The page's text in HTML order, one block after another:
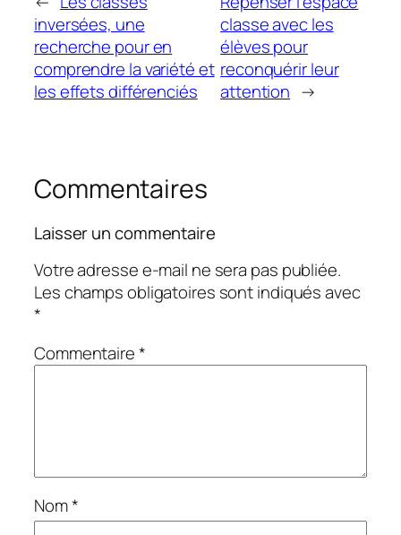
inversées, une
recherche pour en
comprendre la variété et
les effets différenciés
classe avec les
élèves pour
reconquérir leur
attention →
Commentaires
Laisser un commentaire
Votre adresse e-mail ne sera pas publiée.
Les champs obligatoires sont indiqués avec
*
Commentaire*
Nom*